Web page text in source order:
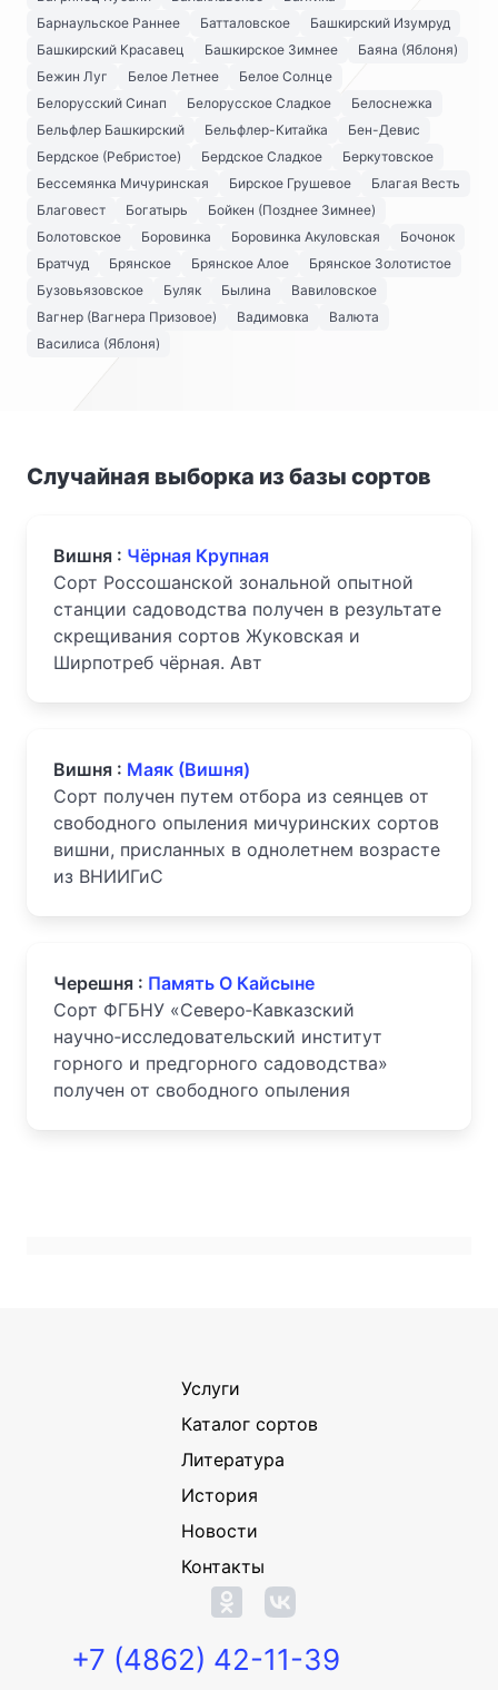
Барнаульское Раннее
Батталовское
Башкирский Изумруд
Башкирский Красавец
Башкирское Зимнее
Баяна (Яблоня)
Бежин Луг
Белое Летнее
Белое Солнце
Белорусский Синап
Белорусское Сладкое
Белоснежка
Бельфлер Башкирский
Бельфлер-Китайка
Бен-Девис
Бердское (Ребристое)
Бердское Сладкое
Беркутовское
Бессемянка Мичуринская
Бирское Грушевое
Благая Весть
Благовест
Богатырь
Бойкен (Позднее Зимнее)
Болотовское
Боровинка Боровинка Акуловская
Бочонок
Братчуд
Брянское Брянское Алое
Брянское Золотистое
Бузовьязовское
Буляк Былина
Вавиловское
Вагнер (Вагнера Призовое)
Вадимовка
Валюта
Василиса (Яблоня)
Случайная выборка из базы сортов
Вишня : Чёрная Крупная
Сорт Россошанской зональной опытной
станции садоводства получен в результате
скрещивания сортов Жуковская и
Ширпотреб чёрная. Авт
Вишня : Маяк (Вишня)
Сорт получен путем отбора из сеянцев от
свободного опыления мичуринских сортов
вишни, присланных в однолетнем возрасте
из ВНИИГиС
Черешня : Память О Кайсыне
Сорт ФГБНУ «Северо‑Кавказский
научно‑исследовательский институт
горного и предгорного садоводства»
получен от свободного опыления
Услуги
Каталог сортов
Литература
История
Новости
Контакты
+7 (4862) 42-11-39